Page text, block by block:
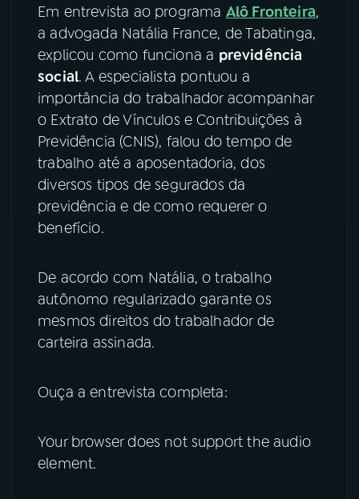
07 ÚLTIMAS
08 FESTIVAL DE MÚSICA
ACOMPANHE A RÁDIO NACIONAL
YouTube Facebook
Instagram X
TikTok
Em entrevista ao programa Alô Fronteira,
a advogada Natália France, de Tabatinga,
explicou como funciona a previdência
social. A especialista pontuou a
importância do trabalhador acompanhar
o Extrato de Vínculos e Contribuições à
Previdência (CNIS), falou do tempo de
trabalho até a aposentadoria, dos
diversos tipos de segurados da
previdência e de como requerer o
benefício.
De acordo com Natália, o trabalho
autônomo regularizado garante os
mesmos direitos do trabalhador de
carteira assinada.
Ouça a entrevista completa:
Your browser does not support the audio
element.